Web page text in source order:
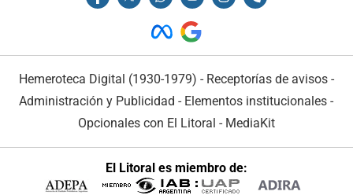
Hemeroteca Digital (1930-1979) - Receptorías de avisos -
Administración y Publicidad - Elementos institucionales -
Opcionales con El Litoral - MediaKit
El Litoral es miembro de: